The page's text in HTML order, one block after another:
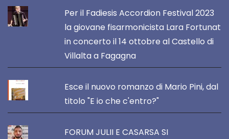
Per il Fadiesis Accordion Festival 2023
la giovane fisarmonicista Lara Fortunat
in concerto il 14 ottobre al Castello di
Villalta a Fagagna
Esce il nuovo romanzo di Mario Pini, dal
titolo "E io che c'entro?"
FORUM JULII E CASARSA SI